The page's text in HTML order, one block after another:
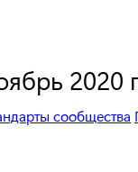
2020
сообщества